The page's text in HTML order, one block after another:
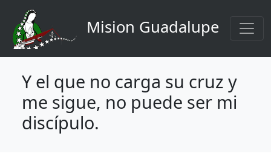
Aller au contenu principal
Navigation principale
Mision Guadalupe
Y el que no carga su cruz y
me sigue, no puede ser mi
discípulo.